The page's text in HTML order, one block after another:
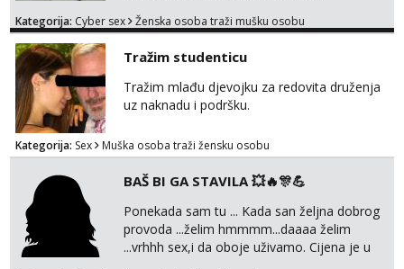
oglasu su MOJE❗ Instagram:
TELEGRAM: @MagdalenaMagy 👈
(ODGOVARAM JAKO BRZO TU I TU PISITE
AKO STE ZA ZABAVU)🔥 Moguće
verifkovanje prije zabave✅ JAVI MI SE I
Kategorija: Cyber sex Ženska osoba traži mušku osobu
Tražim studenticu
Tražim mlađu djevojku za redovita druženja
uz naknadu i podršku.
Kategorija: Sex Muška osoba traži žensku osobu
BAŠ BI GA STAVILA 💥🔥🎊💪
Ponekada sam tu ... Kada san željna dobrog
provoda ...želim hmmmm...daaaa želim
...vrhhh sex,i da oboje uživamo. Cijena je u